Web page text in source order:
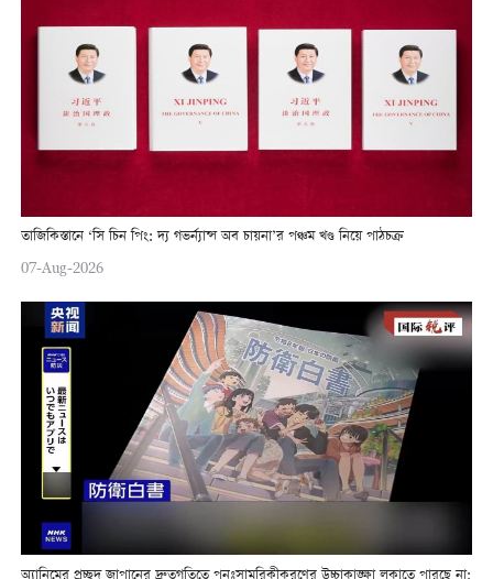
তাজিকিস্তানে ‘সি চিন পিং: দ্য গভর্ন্যান্স অব চায়না’র পঞ্চম খণ্ড নিয়ে পাঠচক্র
07-Aug-2026